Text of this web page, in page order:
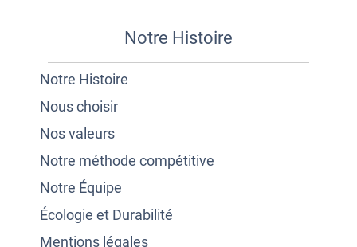
Notre Histoire
Notre Histoire
Nous choisir
Nos valeurs
Notre méthode compétitive
Notre Équipe
Écologie et Durabilité
Mentions légales